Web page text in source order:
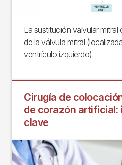
La sustitución valvular
de la válvula mitral
ventrículo izquierdo).
Cirugía de
de corazón artificial:
clave